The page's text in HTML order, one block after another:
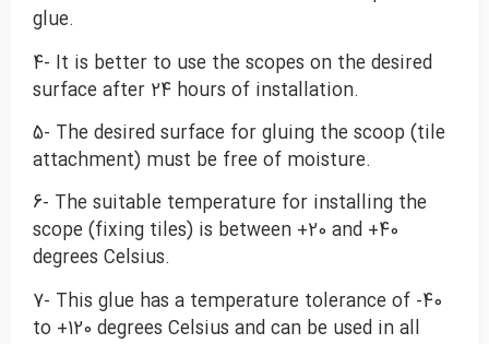
glue.
4- It is better to use the scopes on the desired
surface after 24 hours of installation.
5- The desired surface for gluing the scoop (tile
attachment) must be free of moisture.
6- The suitable temperature for installing the
scope (fixing tiles) is between +20 and +40
degrees Celsius.
7- This glue has a temperature tolerance of -40
to +120 degrees Celsius and can be used in all